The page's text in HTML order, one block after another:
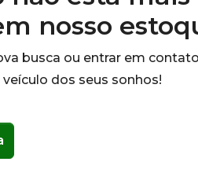
nosso
busca ou entrar em
dos seus sonhos!